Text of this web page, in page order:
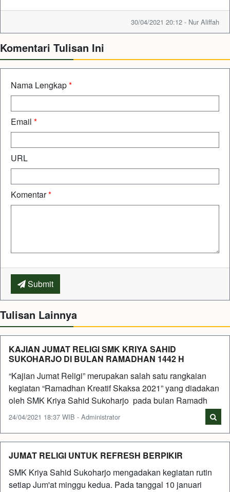
30/04/2021 20:12 - Nur Aliffah
Komentari Tulisan Ini
Nama Lengkap*
Email *
URL
Komentar*
Submit
Tulisan Lainnya
KAJIAN JUMAT RELIGI SMK KRIYA SAHID
SUKOHARJO DI BULAN RAMADHAN 1442 H
“Kajian Jumat Religi” merupakan salah satu rangkaian
kegiatan “Ramadhan Kreatif Skaksa 2021” yang diadakan
oleh SMK Kriya Sahid Sukoharjo pada bulan Ramadh
24/04/2021 18:37 WIB - Administrator
JUMAT RELIGI UNTUK REFRESH BERPIKIR
SMK Kriya Sahid Sukoharjo mengadakan kegiatan rutin
setiap Jum'at minggu kedua. Pada tanggal 10 januari